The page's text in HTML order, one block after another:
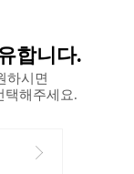
합니다.
하시면
택해주세요.